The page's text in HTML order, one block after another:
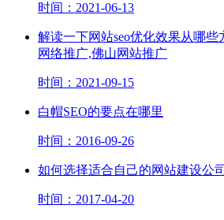
时间：2021-06-13
解读一下网站seo优化效果从哪些
网络推广,佛山网站推广
时间：2021-09-15
白帽SEO的要点在哪里
时间：2016-09-26
如何选择适合自己的网站建设公司
时间：2017-04-20